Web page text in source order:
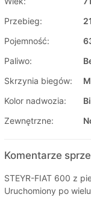
Przebieg:
Pojemność:
Paliwo:
Skrzynia biegów:
Kolor nadwozia:
Zewnętrzne:
Komentarze
STEYR-FIAT 600 z
Uruchomiony po